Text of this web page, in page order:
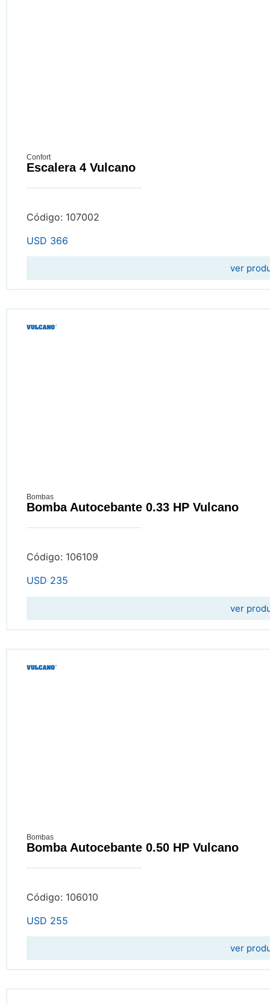
Confort
Escalera 4 Vulcano
Código: 107002
USD 366
ver
Bombas
Bomba Autocebante 0.33 HP Vulcano
Código: 106109
USD 235
ver
Bombas
Bomba Autocebante 0.50 HP Vulcano
Código: 106010
USD 255
ver